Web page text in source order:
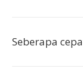
Seberapa